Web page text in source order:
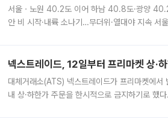
서울ㆍ노원 40.2도 이어 하남 40.8도·광양
안 비 시작·내륙 소나기…무더위·열대야 지속
넥스트레이드, 12일부터 프리마켓 상·
대체거래소(ATS) 넥스트레이드가 프리마켓에
내 상·하한가 주문을 한시적으로 금지하기로 했